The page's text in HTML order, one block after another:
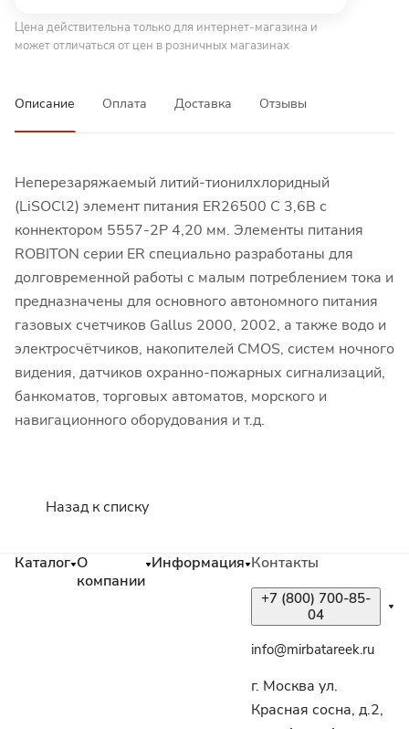
Цена действительна только для интернет-магазина и
может отличаться от цен в розничных магазинах
Описание Оплата Доставка Отзывы
Неперезаряжаемый литий-тионилхлоридный
(LiSOCl2) элемент питания ER26500 C 3,6В с
коннектором 5557-2P 4,20 мм. Элементы питания
ROBITON серии ER специально разработаны для
долговременной работы с малым потреблением тока и
предназначены для основного автономного питания
газовых счетчиков Gallus 2000, 2002, а также водо и
электросчётчиков, накопителей CMOS, систем ночного
видения, датчиков охранно-пожарных сигнализаций,
банкоматов, торговых автоматов, морского и
навигационного оборудования и т.д.
Назад к списку
Каталог О
компании
Информация Контакты
+7 (800) 700-85-
04
info@mirbatareek.ru
г. Москва ул.
Красная сосна, д.2,